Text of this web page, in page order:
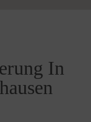
In